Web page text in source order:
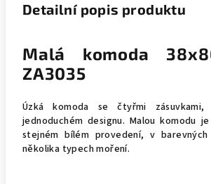
Detailní popis produktu
Malá komoda
ZA3035
Úzká komoda se čtyřmi
jednoduchém designu. Malou komodu
stejném bílém provedení, v
několika typech moření.